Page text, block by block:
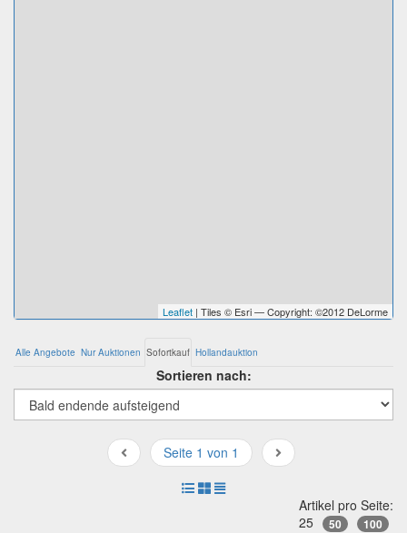
Leaflet | Tiles © Esri — Copyright: ©2012 DeLorme
Alle Angebote Nur Auktionen Sofortkauf Hollandauktion
Sortieren nach:
Seite 1 von 1
Artikel pro Seite:
25
50 100